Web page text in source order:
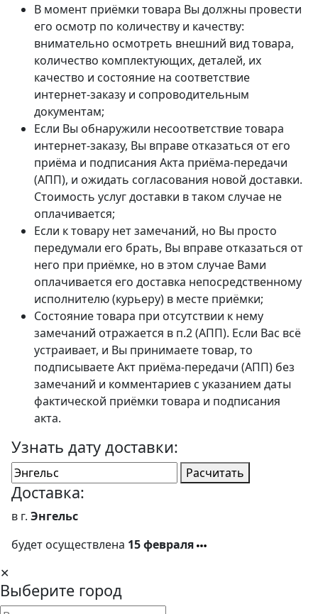
В момент приёмки товара Вы должны провести
его осмотр по количеству и качеству:
внимательно осмотреть внешний вид товара,
количество комплектующих, деталей, их
качество и состояние на соответствие
интернет-заказу и сопроводительным
документам;
Если Вы обнаружили несоответствие товара
интернет-заказу, Вы вправе отказаться от его
приёма и подписания Акта приёма-передачи
(АПП), и ожидать согласования новой доставки.
Стоимость услуг доставки в таком случае не
оплачивается;
Если к товару нет замечаний, но Вы просто
передумали его брать, Вы вправе отказаться от
него при приёмке, но в этом случае Вами
оплачивается его доставка непосредственному
исполнителю (курьеру) в месте приёмки;
Состояние товара при отсутствии к нему
замечаний отражается в п.2 (АПП). Если Вас всё
устраивает, и Вы принимаете товар, то
подписываете Акт приёма-передачи (АПП) без
замечаний и комментариев с указанием даты
фактической приёмки товара и подписания
акта.
Узнать дату доставки:
Расчитать
Доставка:
в г. Энгельс
будет осуществлена 15 февраля
✕
Выберите город